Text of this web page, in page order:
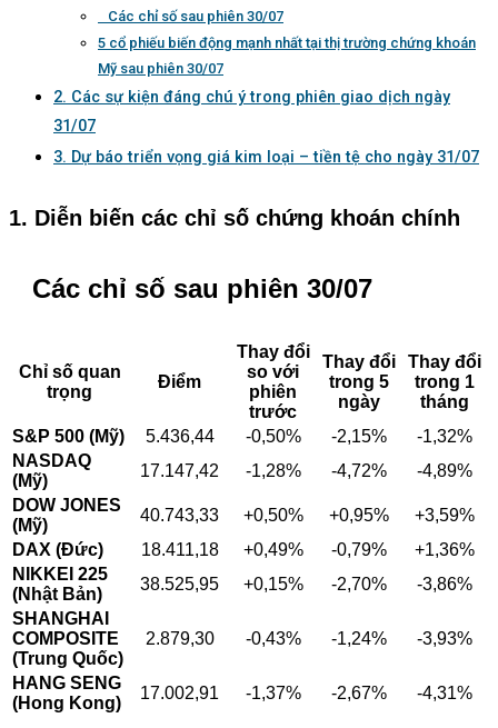
Các chỉ số sau phiên 30/07
5 cổ phiếu biến động mạnh nhất tại thị trường chứng khoán
Mỹ sau phiên 30/07
2. Các sự kiện đáng chú ý trong phiên giao dịch ngày
31/07
3. Dự báo triển vọng giá kim loại – tiền tệ cho ngày 31/07
1. Diễn biến các chỉ số chứng khoán chính
Các chỉ số sau phiên 30/07
Chỉ số quan
trọng
Điểm
Thay đổi
so với
phiên
trước
Thay đổi
trong 5
ngày
Thay đổi
trong 1
tháng
S&P 500 (Mỹ)
5.436,44 -0,50% -2,15%
-1,32%
NASDAQ
(Mỹ)
17.147,42 -1,28% -4,72%
-4,89%
DOW JONES
(Mỹ)
40.743,33 +0,50% +0,95%
+3,59%
DAX (Đức)
18.411,18 +0,49% -0,79%
+1,36%
NIKKEI 225
(Nhật Bản)
38.525,95 +0,15% -2,70%
-3,86%
SHANGHAI
COMPOSITE
(Trung Quốc)
2.879,30 -0,43% -1,24% -3,93%
HANG SENG
(Hong Kong)
17.002,91 -1,37% -2,67% -4,31%